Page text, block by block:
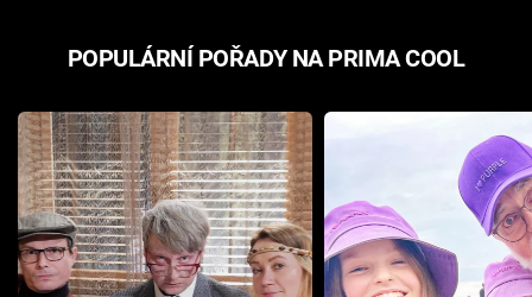
POPULÁRNÍ POŘADY NA PRIMA COOL